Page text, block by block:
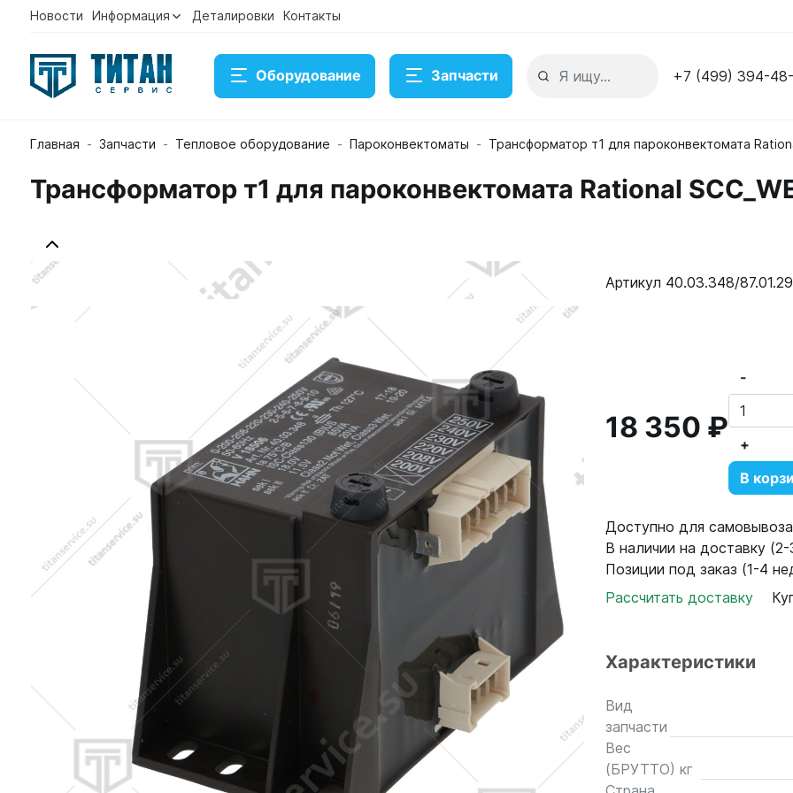
Новости Информация Деталировки Контакты
Оборудование Запчасти +7 (499) 394-
Главная Запчасти Тепловое оборудование Пароконвектоматы Трансформатор т1 для пароконвектомата
Артикул 40.03.348/87.01.297
18 350 ₽
Консультация
Трансформатор т1 для пароконвектомата Rational
Артикул 40.03.348/
18 350 ₽
-
+
В
Доступно для
В наличии на доставку
Позиции под заказ (1-4
Рассчитать доставку
Характеристики
Вид
запчасти
Вес
(БРУТТО) кг